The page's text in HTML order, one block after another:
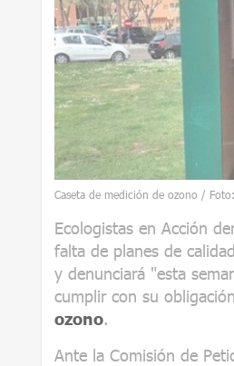
Caseta de medición de ozono /
Ecologistas en Acción
falta de planes de
y denunciará "esta
cumplir con su
ozono.
Ante la Comisión de